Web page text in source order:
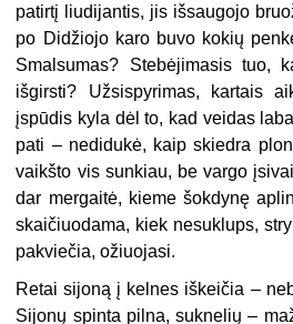
patirtį liudijantis, jis išsaugojo
po Didžiojo karo buvo kokių
Smalsumas? Stebėjimasis tuo,
išgirsti? Užsispyrimas, kartais
įspūdis kyla dėl to, kad veidas
pati – nedidukė, kaip skiedra
vaikšto vis sunkiau, be vargo
dar mergaitė, kieme šokdynę
skaičiuodama, kiek nesuklups,
pakviečia, ožiuojasi.
Retai sijoną į kelnes iškeičia –
Sijonų spinta pilna, suknelių –